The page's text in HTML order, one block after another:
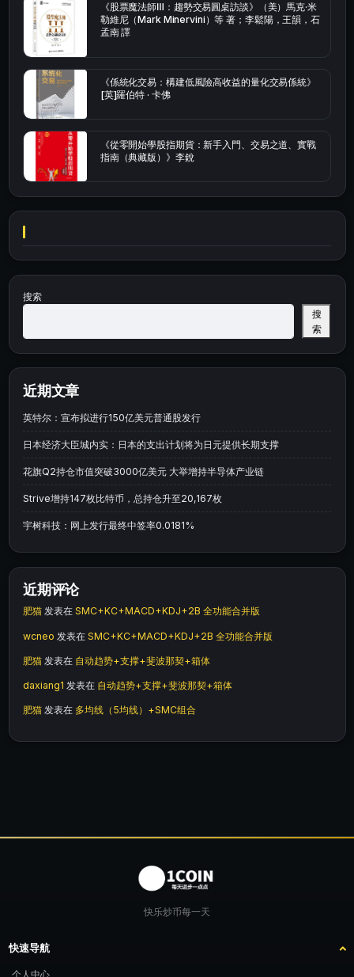
《股票魔法師Ⅲ：趨勢交易圓桌訪談》（美）馬克·米
勒維尼（Mark Minervini）等 著；李鬆陽，王韻，石
孟南 譯
《係統化交易：構建低風險高收益的量化交易係統》
[英]羅伯特 · 卡佛
《從零開始學股指期貨：新手入門、交易之道、實戰
指南（典藏版）》李銳
搜索
搜
索
近期文章
英特尔：宣布拟进行150亿美元普通股发行
日本经济大臣城内实：日本的支出计划将为日元提供长期支撑
花旗Q2持仓市值突破3000亿美元 大举增持半导体产业链
Strive增持147枚比特币，总持仓升至20,167枚
宇树科技：网上发行最终中签率0.0181%
近期评论
肥猫 发表在 SMC+KC+MACD+KDJ+2B 全功能合并版
wcneo 发表在 SMC+KC+MACD+KDJ+2B 全功能合并版
肥猫 发表在 自动趋势+支撑+斐波那契+箱体
daxiang1 发表在 自动趋势+支撑+斐波那契+箱体
肥猫 发表在 多均线（5均线）+SMC组合
快乐炒币每一天
快速导航
个人中心